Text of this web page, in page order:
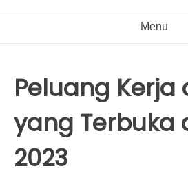
Menu
Peluang Kerja
yang Terbuka
2023